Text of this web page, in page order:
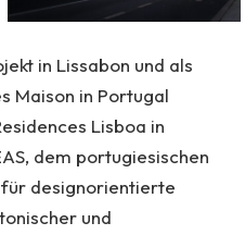
in Lissabon und als
Maison in Portugal
Lisboa in
dem portugiesischen
designorientierte
und